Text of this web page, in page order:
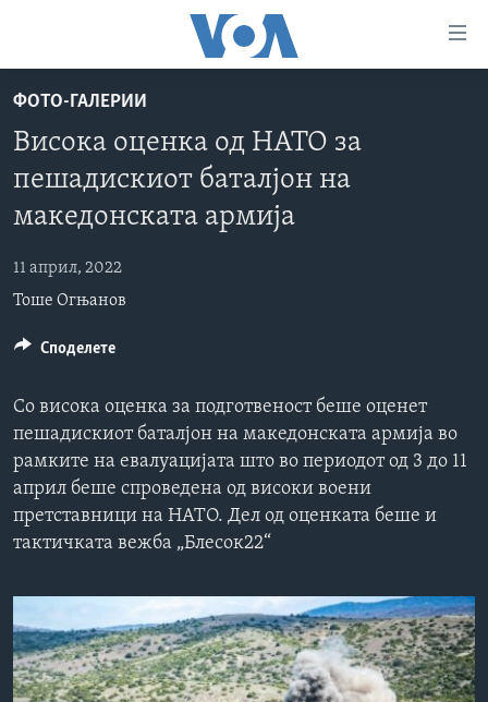
пристапност
на
главната
содржина
Премини
до
навигација
РУБРИКИ
МАКЕДОНИЈА
СВЕТ
ПОЛИТИКА
НАУКА
УМЕТНОСТ И ЗАБАВА
ИНТЕРВЈУА
ФОТОГАЛЕРИИ
ДОКУМЕНТАРЦИ
АРХИВИРАНА ПРОГРАМА
ВЕСТИ ОД САД ВО МИНУТА - АРХИВА
ЗА НАС
НАКУСО...
ФОТО-ГАЛЕРИИ
Висока оценка од НАТО за
пешадискиот баталјон на
македонската армија
11 април, 2022
Тоше Огњанов
Со висока оценка за подготвеност беше оценет
пешадискиот баталјон на македонската армија во
рамките на евалуацијата што во периодот од 3 до 11
април беше спроведена од високи воени
претставници на НАТО. Дел од оценката беше и
тактичката вежба „Блесок22“
Споделете